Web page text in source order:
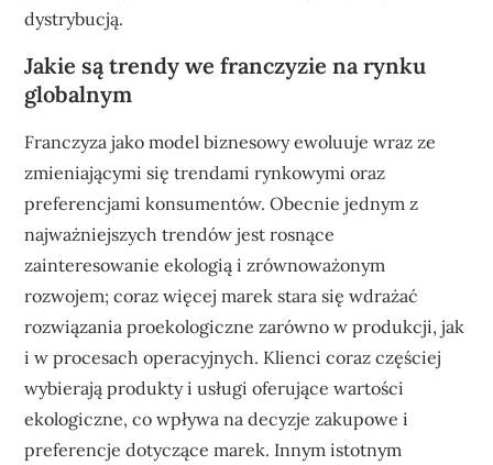
dystrybucją.
Jakie są trendy we franczyzie na rynku
globalnym
Franczyza jako model biznesowy ewoluuje wraz ze
zmieniającymi się trendami rynkowymi oraz
preferencjami konsumentów. Obecnie jednym z
najważniejszych trendów jest rosnące
zainteresowanie ekologią i zrównoważonym
rozwojem; coraz więcej marek stara się wdrażać
rozwiązania proekologiczne zarówno w produkcji, jak
i w procesach operacyjnych. Klienci coraz częściej
wybierają produkty i usługi oferujące wartości
ekologiczne, co wpływa na decyzje zakupowe i
preferencje dotyczące marek. Innym istotnym